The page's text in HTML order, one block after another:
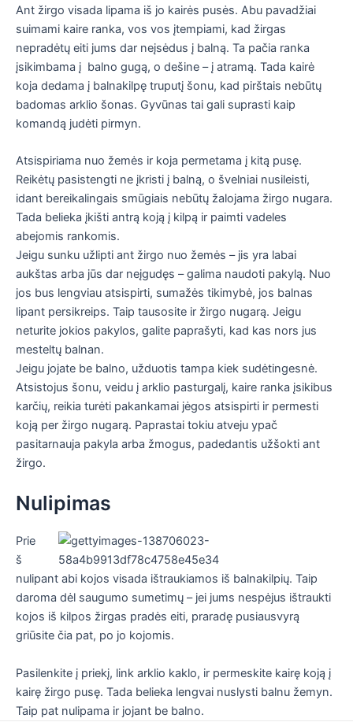
Ant žirgo visada lipama iš jo kairės pusės. Abu pavadžiai
suimami kaire ranka, vos vos įtempiami, kad žirgas
nepradėtų eiti jums dar neįsėdus į balną. Ta pačia ranka
įsikimbama į balno gugą, o dešine – į atramą. Tada kairė
koja dedama į balnakilpę truputį šonu, kad pirštais nebūtų
badomas arklio šonas. Gyvūnas tai gali suprasti kaip
komandą judėti pirmyn.
Atsispiriama nuo žemės ir koja permetama į kitą pusę.
Reikėtų pasistengti ne įkristi į balną, o švelniai nusileisti,
idant bereikalingais smūgiais nebūtų žalojama žirgo nugara.
Tada belieka įkišti antrą koją į kilpą ir paimti vadeles
abejomis rankomis.
Jeigu sunku užlipti ant žirgo nuo žemės – jis yra labai
aukštas arba jūs dar neįgudęs – galima naudoti pakylą. Nuo
jos bus lengviau atsispirti, sumažės tikimybė, jos balnas
lipant persikreips. Taip tausosite ir žirgo nugarą. Jeigu
neturite jokios pakylos, galite paprašyti, kad kas nors jus
mesteltų balnan.
Jeigu jojate be balno, užduotis tampa kiek sudėtingesnė.
Atsistojus šonu, veidu į arklio pasturgalį, kaire ranka įsikibus
karčių, reikia turėti pakankamai jėgos atsispirti ir permesti
koją per žirgo nugarą. Paprastai tokiu atveju ypač
pasitarnauja pakyla arba žmogus, padedantis užšokti ant
žirgo.
Nulipimas
Prie
š
nulipant abi kojos visada ištraukiamos iš balnakilpių. Taip
daroma dėl saugumo sumetimų – jei jums nespėjus ištraukti
kojos iš kilpos žirgas pradės eiti, praradę pusiausvyrą
griūsite čia pat, po jo kojomis.
Pasilenkite į priekį, link arklio kaklo, ir permeskite kairę koją į
kairę žirgo pusę. Tada belieka lengvai nuslysti balnu žemyn.
Taip pat nulipama ir jojant be balno.